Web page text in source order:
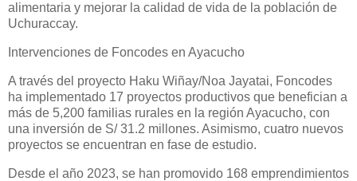
alimentaria y mejorar la calidad de vida de la población de
Uchuraccay.
Intervenciones de Foncodes en Ayacucho
A través del proyecto Haku Wiñay/Noa Jayatai, Foncodes
ha implementado 17 proyectos productivos que benefician a
más de 5,200 familias rurales en la región Ayacucho, con
una inversión de S/ 31.2 millones. Asimismo, cuatro nuevos
proyectos se encuentran en fase de estudio.
Desde el año 2023, se han promovido 168 emprendimientos